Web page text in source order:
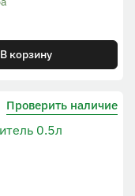
В корзину
Проверить наличие
0.5л